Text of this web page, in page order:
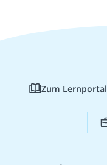
Zum Lernportal